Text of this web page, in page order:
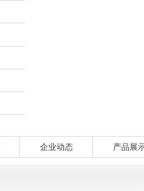
企业动态 产品展